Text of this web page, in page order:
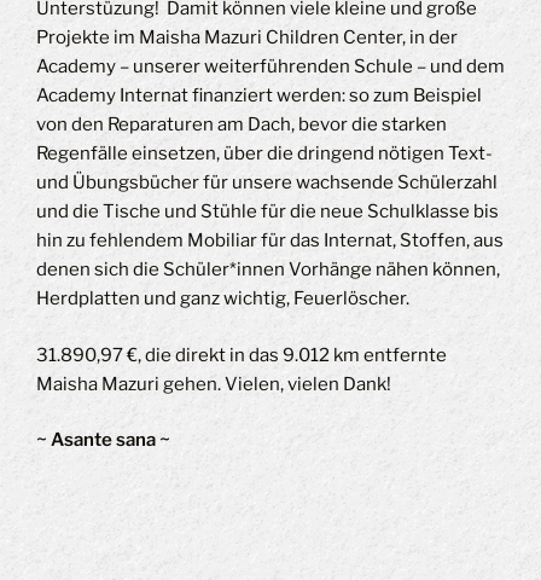
Unterstüzung! Damit können viele kleine und große
Projekte im Maisha Mazuri Children Center, in der
Academy – unserer weiterführenden Schule – und dem
Academy Internat finanziert werden: so zum Beispiel
von den Reparaturen am Dach, bevor die starken
Regenfälle einsetzen, über die dringend nötigen Text-
und Übungsbücher für unsere wachsende Schülerzahl
und die Tische und Stühle für die neue Schulklasse bis
hin zu fehlendem Mobiliar für das Internat, Stoffen, aus
denen sich die Schüler*innen Vorhänge nähen können,
Herdplatten und ganz wichtig, Feuerlöscher.
31.890,97 €, die direkt in das 9.012 km entfernte
Maisha Mazuri gehen. Vielen, vielen Dank!
~ Asante sana ~